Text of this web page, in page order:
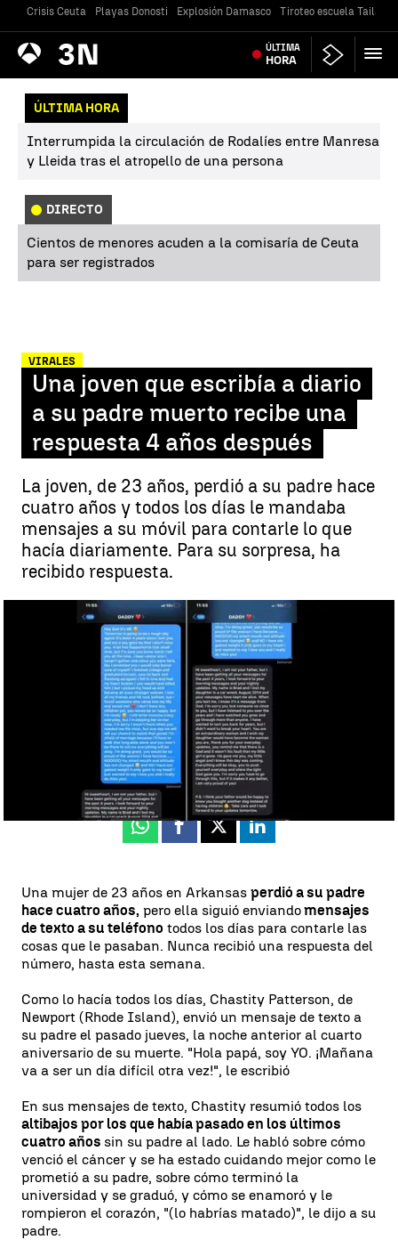
Crisis Ceuta Playas Donosti Explosión Damasco Tiroteo escuela
Antena
3 Noticias ÚLTIMA
HORA
ÚLTIMA HORA
Interrumpida la circulación de Rodalíes entre Manresa
y Lleida tras el atropello de una persona
DIRECTO
Cientos de menores acuden a la comisaría de Ceuta
para ser registrados
VIRALES
Una joven que escribía a diario
a su padre muerto recibe una
respuesta 4 años después
La joven, de 23 años, perdió a su padre hace
cuatro años y todos los días le mandaba
mensajes a su móvil para contarle lo que
hacía diariamente. Para su sorpresa, ha
recibido respuesta.
Una joven que escribía a diario a su padre muerto recibe una
respuesta 4 años después |
Antena 3 Noticias Estados Unidos
Actualizado:27 de octubre de 2019, 14:16
27 de octubre de 2019, 13:33
Whatsapp
Facebook
X Linkedin
Una mujer de 23 años en Arkansas perdió a su padre
hace cuatro años, pero ella siguió enviandomensajes
de texto a su teléfono todos los días para contarle las
cosas que le pasaban. Nunca recibió una respuesta del
número, hasta esta semana.
Como lo hacía todos los días, Chastity Patterson, de
Newport (Rhode Island), envió un mensaje de texto a
su padre el pasado jueves, la noche anterior al cuarto
aniversario de su muerte. "Hola papá, soy YO. ¡Mañana
va a ser un día difícil otra vez!", le escribió
En sus mensajes de texto, Chastity resumió todos los
altibajos por los que había pasado en los últimos
cuatro años sin su padre al lado. Le habló sobre cómo
venció el cáncer y se ha estado cuidando mejor como le
prometió a su padre, sobre cómo terminó la
universidad y se graduó, y cómo se enamoró y le
rompieron el corazón, "(lo habrías matado)", le dijo a su
padre.